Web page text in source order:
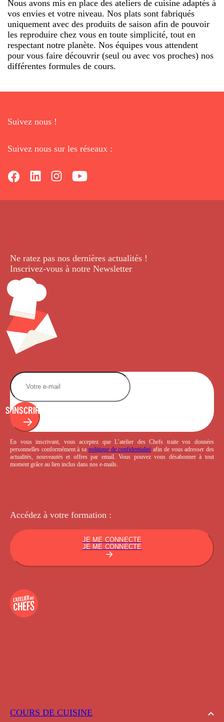
Nous avons mis en place des ateliers de cuisine adaptés à
vos envies et votre niveau. Nos plats sont fabriqués
uniquement avec des produits de saison afin de pouvoir
les reproduire chez vous en toute simplicité, tout en
respectant notre planète. Nos équipes vous attendent
pour vous faire découvrir (seul ou avec vos proches) nos
différentes formules de cours.
Suivez nous !
Suivez nous sur les réseaux :
COURS DE CUISINE
Ne ratez pas nos dernières actualités !
Inscrivez-vous à notre Newsletter.
S'INSCRIRE
En vous inscrivant, vous acceptez que L’atelier des Chefs traite vos données
personnelles conformément à sa politique de confidentialité afin de vous adresser des
actualités, nouveautés et offres par email. Vous pouvez vous désabonner à tout
moment grâce au lien inclus dans nos e-mails.
Accédez à votre formation :
JE ME CONNECTE
JE ME CONNECTE